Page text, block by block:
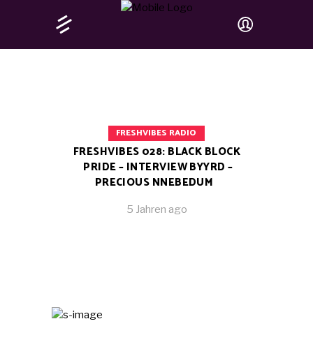
FRESHVIBES RADIO
FRESHVIBES 028: BLACK BLOCK
PRIDE – INTERVIEW BYYRD –
PRECIOUS NNEBEDUM
5 Jahren ago